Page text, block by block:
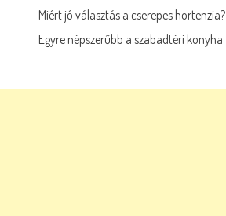
Miért jó választás a cserepes hortenzia?
Egyre népszerűbb a szabadtéri konyha